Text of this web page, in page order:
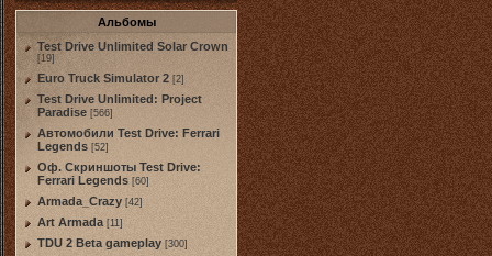
Альбомы
Test Drive Unlimited Solar Crown
[19]
Euro Truck Simulator 2 [2]
Test Drive Unlimited: Project
Paradise [566]
Автомобили Test Drive: Ferrari
Legends [52]
Оф. Скриншоты Test Drive:
Ferrari Legends [60]
Armada_Crazy [42]
Art Armada [11]
TDU 2 Beta gameplay [300]